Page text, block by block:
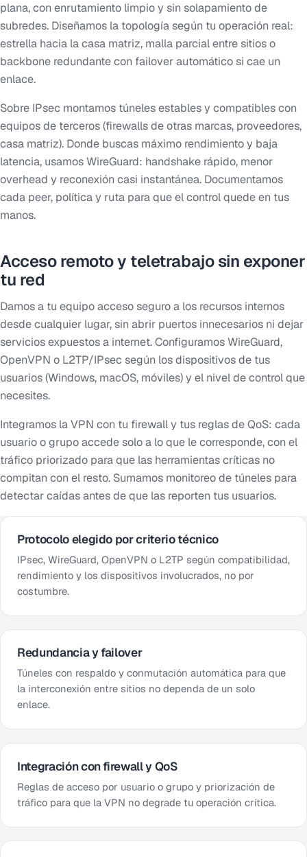
plana, con enrutamiento limpio y sin solapamiento de
subredes. Diseñamos la topología según tu operación real:
estrella hacia la casa matriz, malla parcial entre sitios o
backbone redundante con failover automático si cae un
enlace.
Sobre IPsec montamos túneles estables y compatibles con
equipos de terceros (firewalls de otras marcas, proveedores,
casa matriz). Donde buscas máximo rendimiento y baja
latencia, usamos WireGuard: handshake rápido, menor
overhead y reconexión casi instantánea. Documentamos
cada peer, política y ruta para que el control quede en tus
manos.
Acceso remoto y teletrabajo sin exponer
tu red
Damos a tu equipo acceso seguro a los recursos internos
desde cualquier lugar, sin abrir puertos innecesarios ni dejar
servicios expuestos a internet. Configuramos WireGuard,
OpenVPN o L2TP/IPsec según los dispositivos de tus
usuarios (Windows, macOS, móviles) y el nivel de control que
necesites.
Integramos la VPN con tu firewall y tus reglas de QoS: cada
usuario o grupo accede solo a lo que le corresponde, con el
tráfico priorizado para que las herramientas críticas no
compitan con el resto. Sumamos monitoreo de túneles para
detectar caídas antes de que las reporten tus usuarios.
Protocolo elegido por criterio técnico
IPsec, WireGuard, OpenVPN o L2TP según compatibilidad,
rendimiento y los dispositivos involucrados, no por
costumbre.
Redundancia y failover
Túneles con respaldo y conmutación automática para que
la interconexión entre sitios no dependa de un solo
enlace.
Integración con firewall y QoS
Reglas de acceso por usuario o grupo y priorización de
tráfico para que la VPN no degrade tu operación crítica.